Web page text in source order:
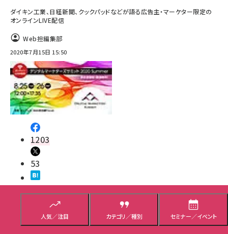
人気／注目 カテゴリ／種別 セミナー／イベント
ダイキン工業、日経新聞、クックパッドなどが語る広告主・マーケター限定の
オンラインLIVE配信
Web担編集部
2020年7月15日 15:50
1203
53
マーケティング／広告
Web担当者／仕事
イベント／セミナー